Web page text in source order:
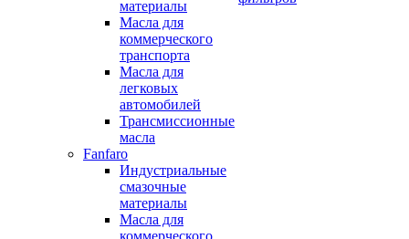
материалы
Масла для
коммерческого
транспорта
Масла для
легковых
автомобилей
Трансмиссионные
масла
Fanfaro
Индустриальные
смазочные
материалы
Масла для
коммерческого